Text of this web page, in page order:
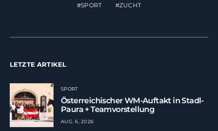
SPORT
ZUCHT
LETZTE ARTIKEL
SPORT
Österreichischer WM-Auftakt in Stadl-
Paura + Teamvorstellung
AUG. 6, 2026